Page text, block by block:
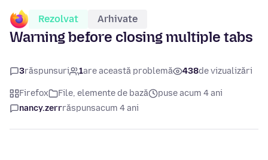
Rezolvat Arhivate
Warning before closing multiple tabs
3răspunsuri 1are această problemă 438de vizualizări
Firefox File, elemente de bază
puse acum 4 ani
nancy.zerrrăspunsacum 4 ani